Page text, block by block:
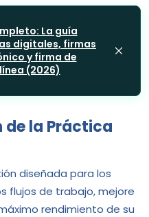
La guía
digitales, firmas
y firma de
(2026)
de la Práctica
diseñada para los
flujos de trabajo, mejore
rendimiento de su